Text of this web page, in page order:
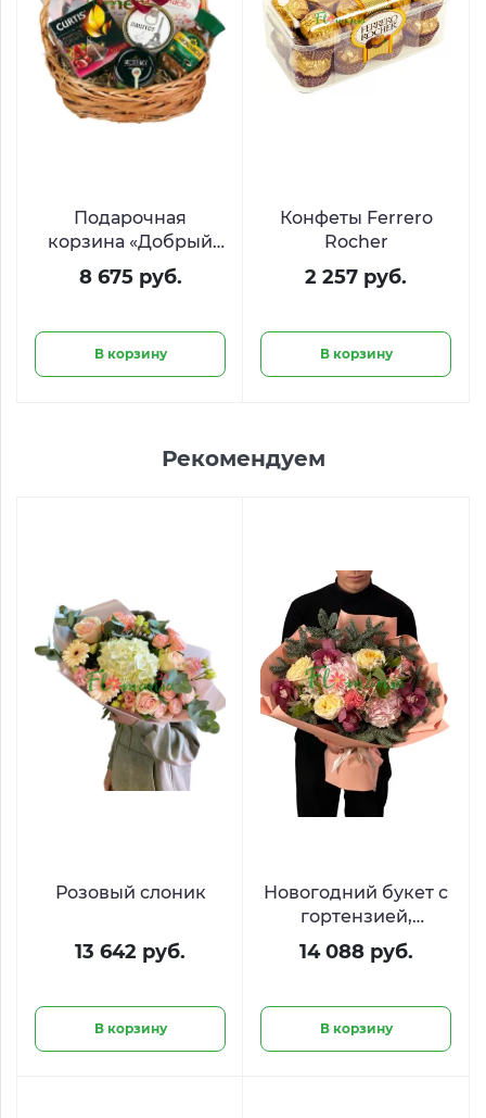
Подарочная
корзина «Добрый
вечер»
8 675 руб.
В корзину
Конфеты Ferrero
Rocher
2 257 руб.
В корзину
Рекомендуем
Розовый слоник
13 642 руб.
В корзину
Новогодний букет с
гортензией,
орхидеями и
нобилисом
14 088 руб.
В корзину